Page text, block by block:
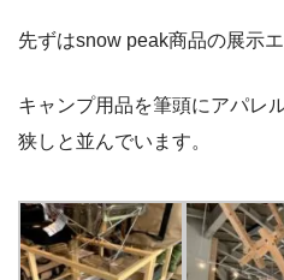
先ずはsnow peak商品の展示
キャンプ用品を筆頭にアパレ
狭しと並んでいます。